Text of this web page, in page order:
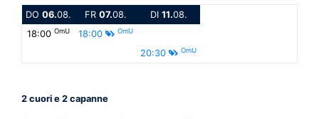
DO 06.08. FR 07.08. DI 11.08.
18:00 OmU 18:00 OmU
20:30 OmU
2 cuori e 2 capanne